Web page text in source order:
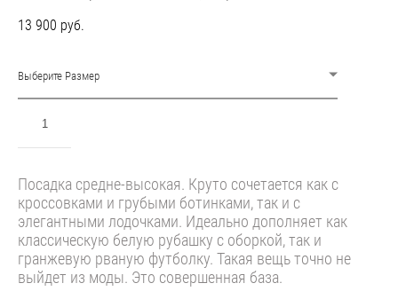
13 900 pуб.
Выберите Размер
Посадка средне-высокая. Круто сочетается как с
кроссовками и грубыми ботинками, так и с
элегантными лодочками. Идеально дополняет как
классическую белую рубашку с оборкой, так и
гранжевую рваную футболку. Такая вещь точно не
выйдет из моды. Это совершенная база.